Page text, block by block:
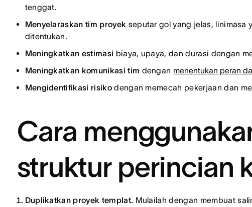
tenggat.
Menyelaraskan tim proyek seputar gol yang jelas, linimasa
ditentukan.
Meningkatkan estimasi biaya, upaya, dan durasi dengan
Meningkatkan komunikasi tim dengan menentukan peran
Mengidentifikasi risikodengan memecah pekerjaan dan
Cara
struktur perincian
Duplikatkan proyek templat. Mulailah dengan membuat